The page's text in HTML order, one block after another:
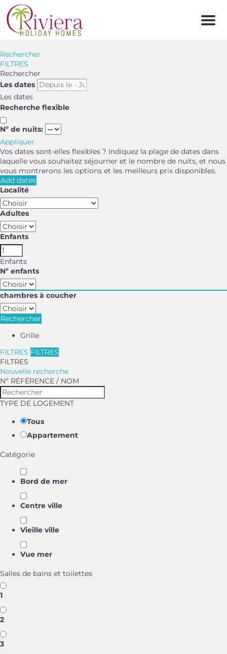
Menu
Rechercher
FILTRES
Rechercher
Les dates
Les dates
Recherche flexible
Nº de nuits:
Appliquer
Vos dates sont-elles flexibles ? Indiquez la plage de dates dans
laquelle vous souhaitez séjourner et le nombre de nuits, et nous
vous montrerons les options et les meilleurs prix disponibles.
Add dates
Localité
Adultes
Enfants
Enfants
Nº enfants
chambres à coucher
Rechercher
Grille
FILTRES FILTRES
FILTRES
Nouvelle recherche
Nº RÉFÉRENCE / NOM
TYPE DE LOGEMENT
Tous
Appartement
Catégorie
Bord de mer
Centre ville
Vieille ville
Vue mer
Salles de bains et toilettes
1
2
3